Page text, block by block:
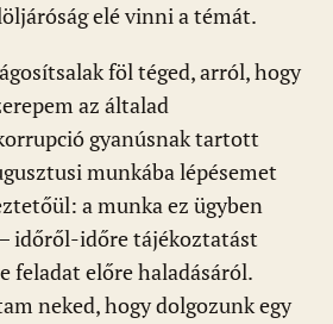
elé vinni a témát.
föl téged, arról, hogy
az általad
gyanúsnak tartott
munkába lépésemet
a munka ez ügyben
időről-időre tájékoztatást
feladat előre haladásáról.
neked, hogy dolgozunk egy